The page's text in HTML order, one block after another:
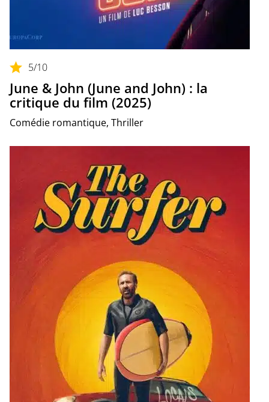
5/10
June & John (June and John) : la
critique du film (2025)
Comédie romantique, Thriller